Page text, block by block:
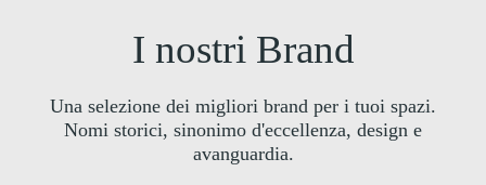
I nostri Brand
Una selezione dei migliori brand per i tuoi spazi.
Nomi storici, sinonimo d'eccellenza, design e
avanguardia.